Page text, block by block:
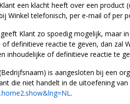
een klacht heeft over een
Winkel telefonisch, per e-mail of per
geeft Klant zo spoedig mogelijk, maar
definitieve reactie te geven, dan zal
inhoudelijke of definitieve reactie te
is aangesloten bij een
die niet handelt in de uitoefening
.